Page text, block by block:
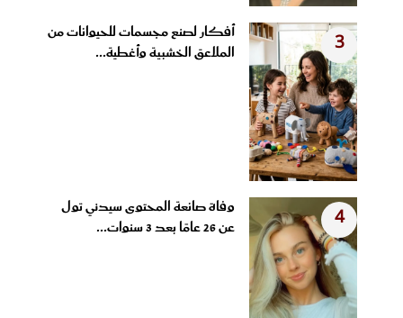
3
أفكار لصنع مجسمات للحيوانات من
الملاعق الخشبية وأغطية...
4
وفاة صانعة المحتوى سيدني تول
عن 26 عامًا بعد 3 سنوات...